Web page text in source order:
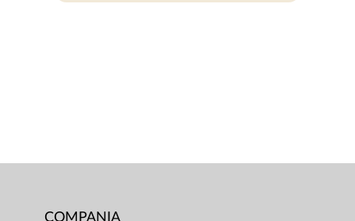
COMPANIA